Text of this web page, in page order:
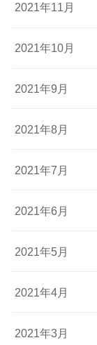
2021年11月
2021年10月
2021年9月
2021年8月
2021年7月
2021年6月
2021年5月
2021年4月
2021年3月